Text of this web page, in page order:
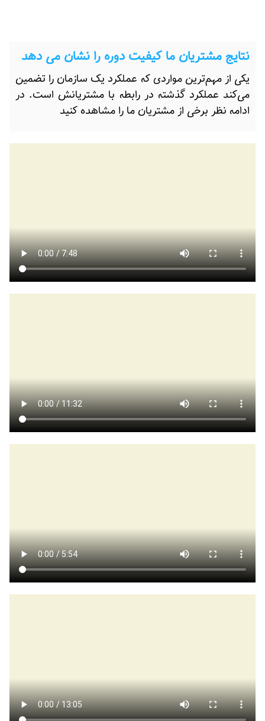
نتایج مشتریان ما کیفیت دوره را نشان می دهد
یکی از مهم‌ترین مواردی که عملکرد یک سازمان را تضمین
می‌کند عملکرد گذشته در رابطه با مشتریانش است. در
ادامه نظر برخی از مشتریان ما را مشاهده کنید